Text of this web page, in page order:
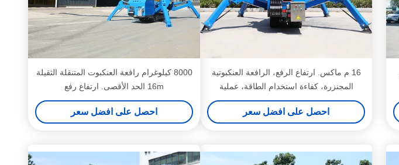
16 م ماكس. ارتفاع الرفع، الرافعة العنكبوتية
المجنزرة، كفاءة استخدام الطاقة، عملية
بسيطة
احصل على افضل سعر
8000 كيلوغرام رافعة العنكبوت المتنقلة الثقيلة
16m الحد الأقصى. ارتفاع رفع
احصل على افضل سعر